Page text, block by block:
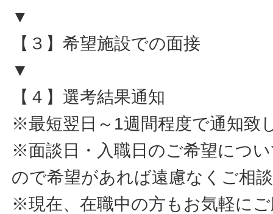
▼
【３】希望施設での面接
▼
【４】選考結果通知
※最短翌日～1週間程度で通知致
※面談日・入職日のご希望につ
ので希望があれば遠慮なくご相
※現在、在職中の方もお気軽に